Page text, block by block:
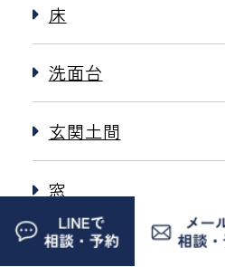
床
洗面台
玄関土間
窓
除雪